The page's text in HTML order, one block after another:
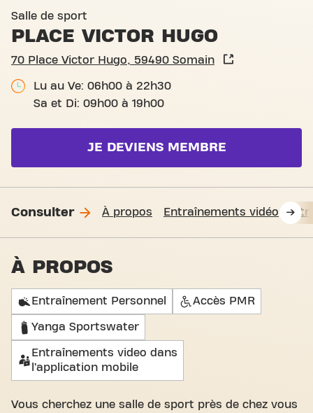
Salle de sport
PLACE VICTOR HUGO
70 Place Victor Hugo, 59490 Somain
Lu au Ve: 06h00 à 22h30
Sa et Di: 09h00 à 19h00
JE DEVIENS MEMBRE
Consulter À propos Entraînements vidéo
À PROPOS
Entraînement Personnel Accès PMR
Yanga Sportswater
Entraînements video dans
l’application mobile
Vous cherchez une salle de sport près de chez vous